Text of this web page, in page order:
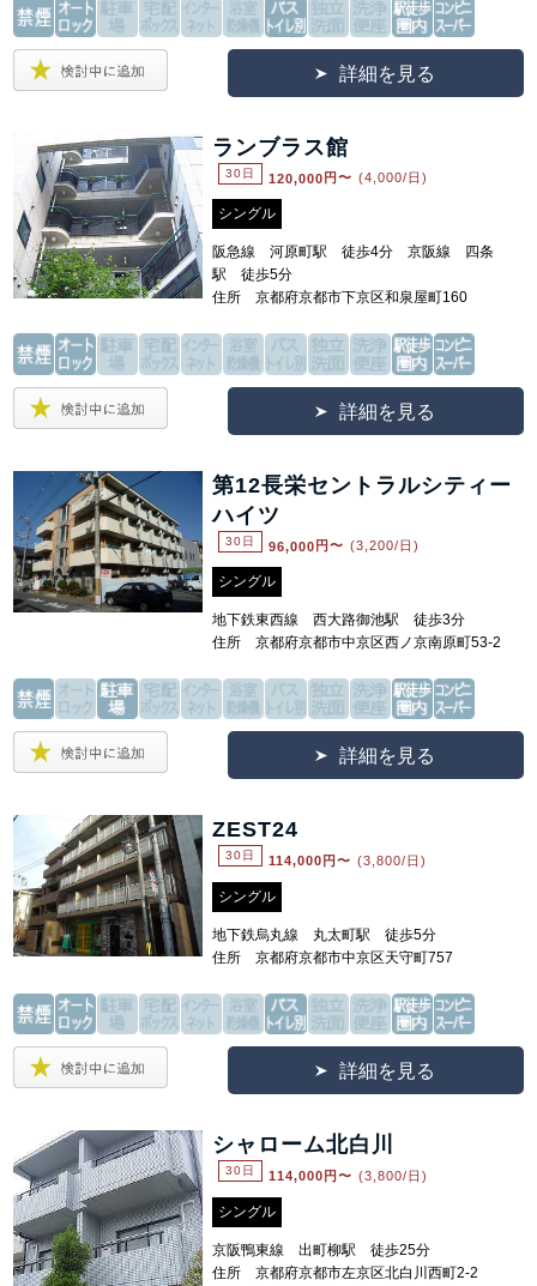
詳細を見る
ランブラス館
30日 120,000 円〜 (4,000/日)
シングル
阪急線 河原町駅 徒歩4分 京阪線 四条
駅 徒歩5分
住所 京都府京都市下京区和泉屋町160
詳細を見る
第12長栄セントラルシティー
ハイツ
30日 96,000 円〜 (3,200/日)
シングル
地下鉄東西線 西大路御池駅 徒歩3分
住所 京都府京都市中京区西ノ京南原町53-2
詳細を見る
ZEST24
30日 114,000 円〜 (3,800/日)
シングル
地下鉄烏丸線 丸太町駅 徒歩5分
住所 京都府京都市中京区天守町757
詳細を見る
シャローム北白川
30日 114,000 円〜 (3,800/日)
シングル
京阪鴨東線 出町柳駅 徒歩25分
住所 京都府京都市左京区北白川西町2-2